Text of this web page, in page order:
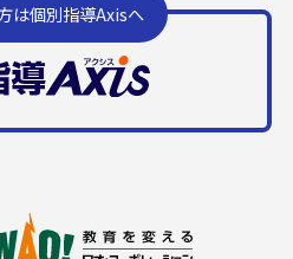
は個別指導Axisへ